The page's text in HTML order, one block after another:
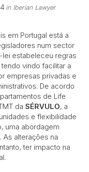
in Iberian Lawyer
em Portugal está a
num sector
estabeleceu regras
vindo facilitar a
empresas privadas e
De acordo
de Life
da SÉRVULO, a
e flexibilidade
uma abordagem
As alterações na
ter impacto na